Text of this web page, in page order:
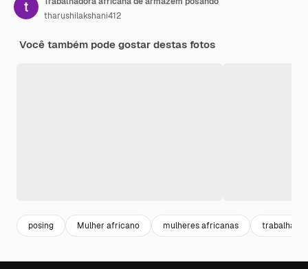
tharushilakshani412
Você também pode gostar destas fotos
posing Mulher africano mulheres africanas